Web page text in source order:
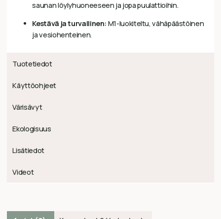
saunan löylyhuoneeseen ja jopa puulattioihin.
Kestävä ja turvallinen: M1-luokiteltu, vähäpäästöinen
ja vesiohenteinen.
Tuotetiedot
Käyttöohjeet
Värisävyt
Ekologisuus
Lisätiedot
Videot